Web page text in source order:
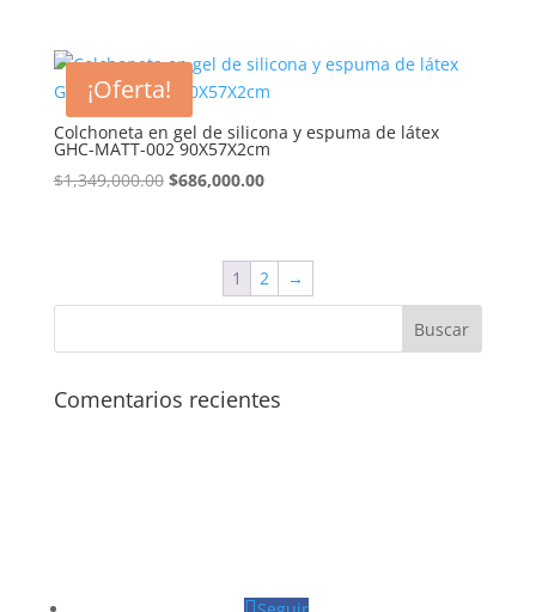
era:
$1,190,000.00.
es:
$886,000.00.
¡Oferta!
Colchoneta en gel de silicona y espuma de látex
GHC-MATT-002 90X57X2cm
$1,349,000.00 El
$1,349,000.00.
$686,000.00El
es:
$686,000.00.
1 2 →
Comentarios recientes